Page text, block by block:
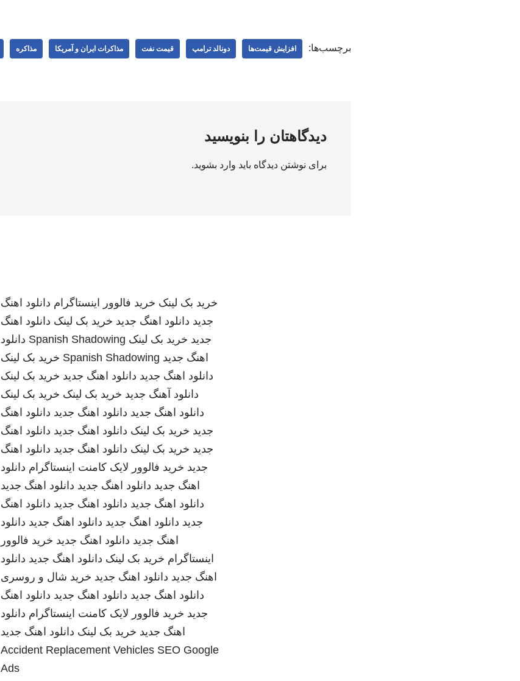
برچسب‌ها: افزایش قیمت‌ها دونالد ترامپ قیمت نفت مذاکرات ایران و آمریکا مذاکره
دیدگاهتان را بنویسید
برای نوشتن دیدگاه باید وارد بشوید.
خرید بک لینک خرید فالوور اینستاگرام دانلود اهنگ
جدید دانلود اهنگ جدید خرید بک لینک دانلود اهنگ
جدید خرید بک لینک Spanish Shadowing دانلود
اهنگ جدید Spanish Shadowing خرید بک لینک
دانلود اهنگ جدید دانلود اهنگ جدید خرید بک لینک
دانلود آهنگ جدید خرید بک لینک خرید بک لینک
دانلود اهنگ جدید دانلود اهنگ جدید دانلود اهنگ
جدید خرید بک لینک دانلود اهنگ جدید دانلود اهنگ
جدید خرید بک لینک دانلود اهنگ جدید دانلود اهنگ
جدید خرید فالوور لایک کامنت اینستاگرام دانلود
اهنگ جدید دانلود اهنگ جدید دانلود اهنگ جدید
دانلود اهنگ جدید دانلود اهنگ جدید دانلود اهنگ
جدید دانلود اهنگ جدید دانلود اهنگ جدید دانلود
اهنگ جدید دانلود اهنگ جدید خرید فالوور
اینستاگرام خرید بک لینک دانلود اهنگ جدید دانلود
اهنگ جدید دانلود اهنگ جدید خرید شال و روسری
دانلود اهنگ جدید دانلود اهنگ جدید دانلود اهنگ
جدید خرید فالوور لایک کامنت اینستاگرام دانلود
اهنگ جدید خرید بک لینک دانلود اهنگ جدید
Accident Replacement Vehicles SEO Google
Ads